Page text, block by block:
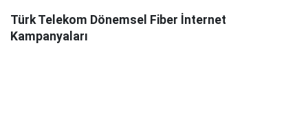
Türk Telekom Dönemsel Fiber İnternet
Kampanyaları